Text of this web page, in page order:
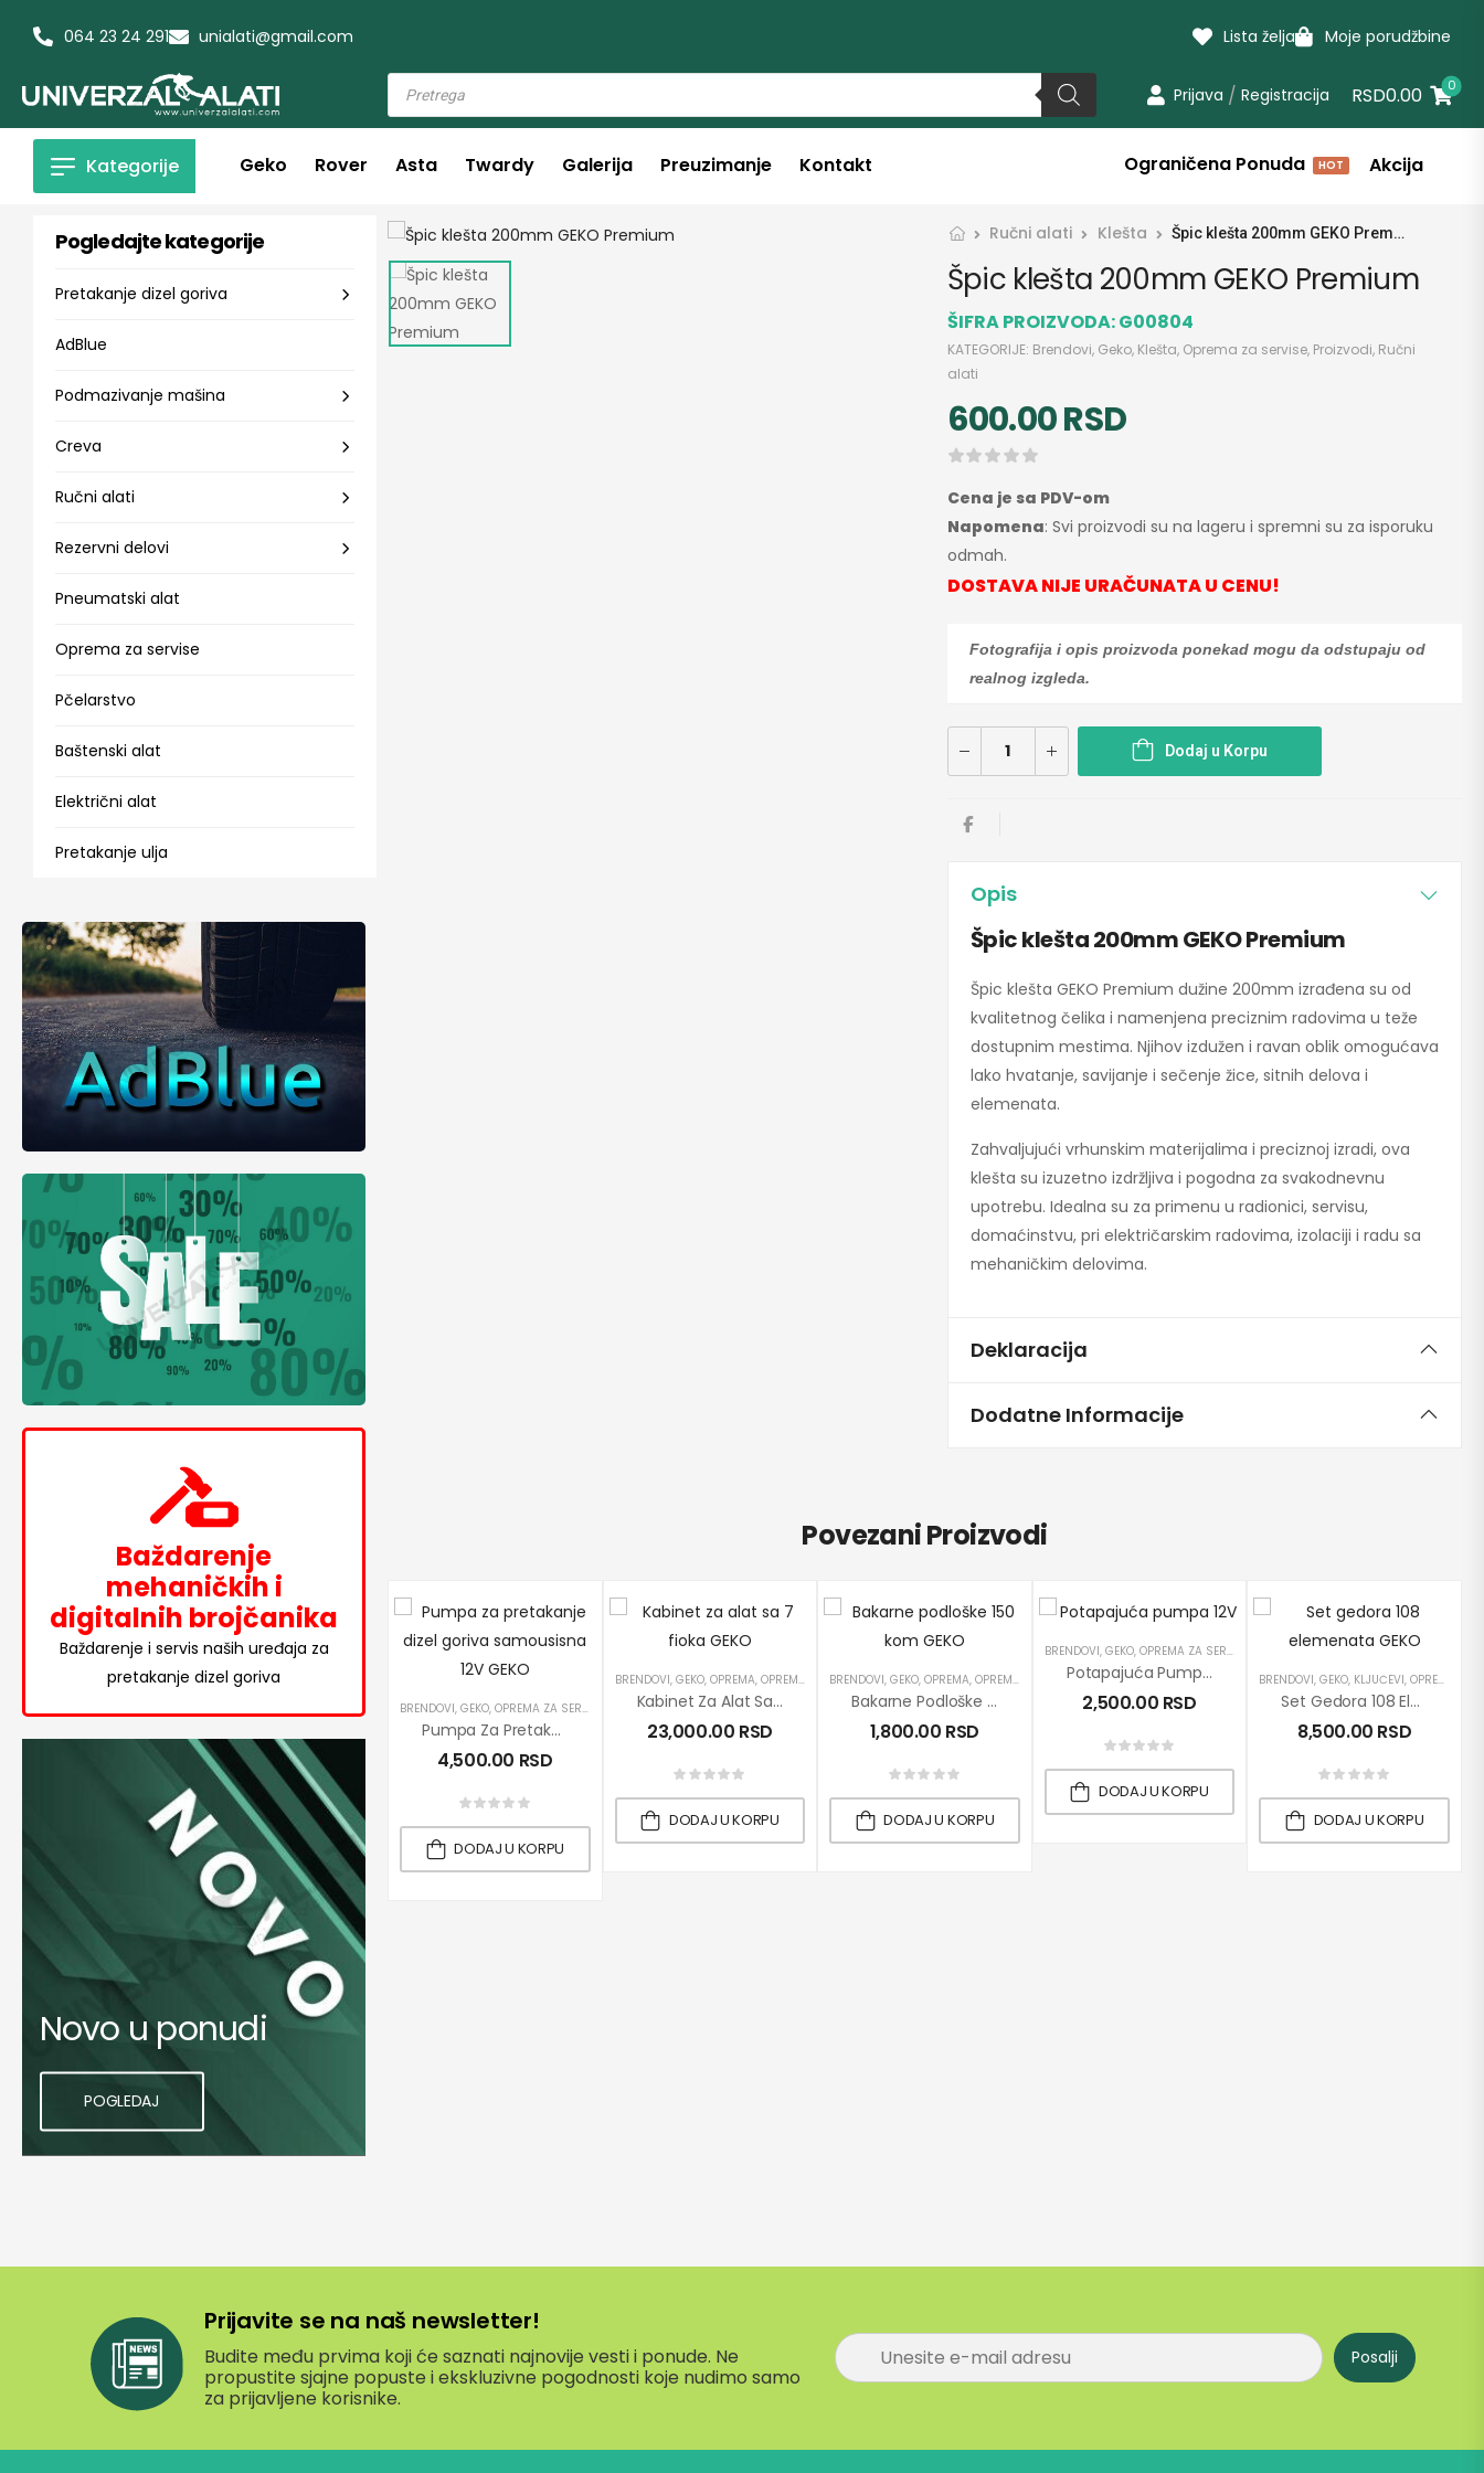
064 23 24 291 unialati@gmail.com Lista želja Moje porudžbine
Prijava / Registracija RSD0.00 0
Kategorije
Pogledajte kategorije
Pretakanje dizel goriva
AdBlue
Podmazivanje mašina
Creva
Ručni alati
Rezervni delovi
Pneumatski alat
Oprema za servise
Pčelarstvo
Baštenski alat
Električni alat
Pretakanje ulja
Geko Rover Asta Twardy Galerija Preuzimanje Kontakt Ograničena Ponuda HOT Akcija
Baždarenje
mehaničkih i
digitalnih brojčanika
Baždarenje i servis naših uređaja za
pretakanje dizel goriva
Novo u ponudi
POGLEDAJ
Ručni alati Klešta Špic klešta 200mm GEKO Premium
Špic klešta 200mm GEKO Premium
ŠIFRA PROIZVODA:G00804
KATEGORIJE: Brendovi, Geko, Klešta, Oprema za servise, Proizvodi, Ručni
alati
600.00RSD
Cena je sa PDV-om
Napomena: Svi proizvodi su na lageru i spremni su za isporuku
odmah.
DOSTAVA NIJE URAČUNATA U CENU!
Fotografija i opis proizvoda ponekad mogu da odstupaju od
realnog izgleda.
Dodaj u Korpu
Opis
Špic klešta 200mm GEKO Premium
Špic klešta GEKO Premium dužine 200mm izrađena su od
kvalitetnog čelika i namenjena preciznim radovima u teže
dostupnim mestima. Njihov izdužen i ravan oblik omogućava
lako hvatanje, savijanje i sečenje žice, sitnih delova i
elemenata.
Zahvaljujući vrhunskim materijalima i preciznoj izradi, ova
klešta su izuzetno izdržljiva i pogodna za svakodnevnu
upotrebu. Idealna su za primenu u radionici, servisu,
domaćinstvu, pri električarskim radovima, izolaciji i radu sa
mehaničkim delovima.
Deklaracija
Dodatne Informacije
Povezani Proizvodi
BRENDOVI, GEKO, OPREMA ZA SERVISE PRETAKANJE DIZEL GORIVA,PROIZVODI PUMPE
Pumpa Za Pretakanje Dizel Goriva Samousisna 12V GEKO
4,500.00 RSD
DODAJ U KORPU
BRENDOVI, GEKO, OPREMA, OPREMA ZA SERVISE ,PROIZVODI,RUČNI ALATI
Kabinet Za Alat Sa 7 Fioka GEKO
23,000.00 RSD
DODAJ U KORPU
BRENDOVI,GEKO,OPREMA,OPREMA ZA SERVISE ,PROIZVODI, RUČNI ALATI
Bakarne Podloške 150 Kom GEKO
1,800.00 RSD
DODAJ U KORPU
BRENDOVI, GEKO, OPREMA ZA SERVISE PRETAKANJE DIZEL GORIVA ,PROIZVODI
Potapajuća Pumpa 12V / 52mm GEKO
2,500.00 RSD
DODAJ U KORPU
BRENDOVI,GEKO, KLJUČEVI,OPREMA ZA SERVISE
Set Gedora 108 Elemenata GEKO
8,500.00 RSD
DODAJ U KORPU
Prijavite se na naš newsletter!
Budite među prvima koji će saznati najnovije vesti i ponude. Ne
propustite sjajne popuste i ekskluzivne pogodnosti koje nudimo samo
za prijavljene korisnike.
P
r
v
Posalji